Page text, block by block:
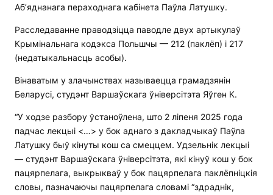
Аб’яднанага пераходнага кабінета Паўла Латушку.
Расследаванне праводзіцца паводле двух артыкулаў
Крымінальнага кодэкса Польшчы — 212 (паклёп) і 217
(недатыкальнасць асобы).
Вінаватым у злачынствах называецца грамадзянін
Беларусі, студэнт Варшаўскага ўніверсітэта Яўген К.
“У ходзе разбору ўстаноўлена, што 2 ліпеня 2025 года
падчас лекцыі <…> у бок аднаго з дакладчыкаў Паўла
Латушку быў кінуты кош са смеццем. Удзельнік лекцыі
— студэнт Варшаўскага ўніверсітэта, які кінуў кош у бок
пацярпелага, выкрыкваў у бок пацярпелага паклёпніцкія
словы, пазначаючы пацярпелага словамі “здраднік,